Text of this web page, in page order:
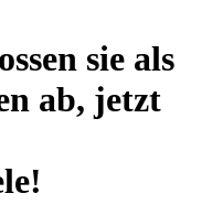
sie als
ab, jetzt